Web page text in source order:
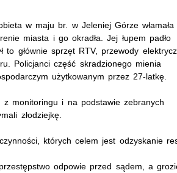
w maju br. w Jeleniej Górze włamała
miasta i go okradła. Jej łupem padło
to głównie sprzęt RTV, przewody
Policjanci część skradzionego mienia
użytkowanym przez 27-latkę.
monitoringu i na podstawie zebranych
złodziejkę.
których celem jest odzyskanie
odpowie przed sądem, a